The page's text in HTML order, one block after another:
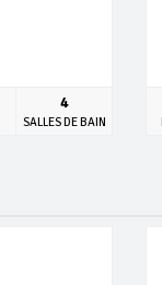
4
SALLES DE BAIN